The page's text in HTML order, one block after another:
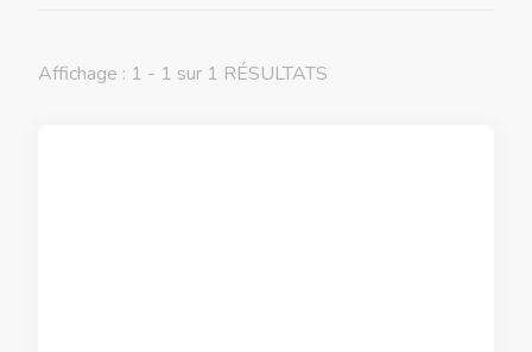
Affichage : 1 - 1 sur 1 RÉSULTATS